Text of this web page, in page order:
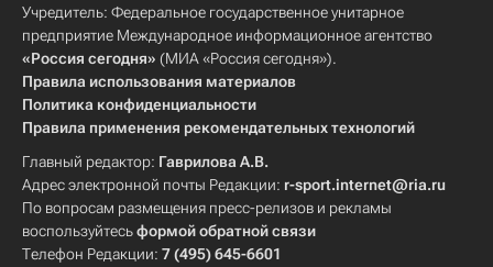
Учредитель: Федеральное государственное унитарное
предприятие Международное информационное агентство
«Россия сегодня» (МИА «Россия сегодня»).
Правила использования материалов
Политика конфиденциальности
Правила применения рекомендательных технологий
Главный редактор: Гаврилова А.В.
Адрес электронной почты Редакции: r-sport.internet@ria.ru
По вопросам размещения пресс-релизов и рекламы
воспользуйтесьформой обратной связи
Телефон Редакции: 7 (495) 645-6601